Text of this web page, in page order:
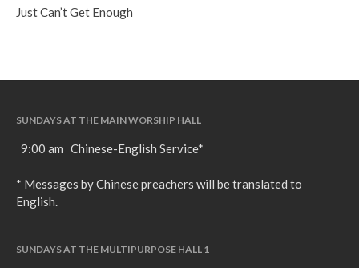
Just Can’t Get Enough
SUNDAYS AT THE MAIN WORSHIP HALL
9:00 am Chinese-English Service*
* Messages by Chinese preachers will be translated to
English.
SUNDAYS AT THE MULTIPURPOSE HALL 1